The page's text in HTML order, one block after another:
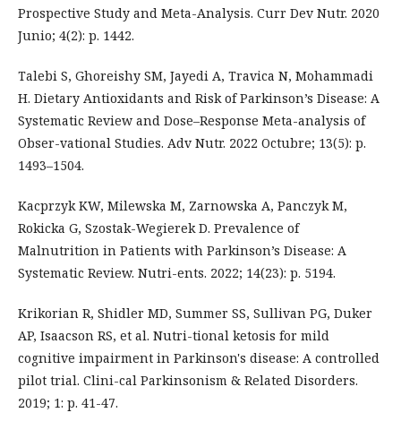
Prospective Study and Meta-Analysis. Curr Dev Nutr. 2020
Junio; 4(2): p. 1442.
Talebi S, Ghoreishy SM, Jayedi A, Travica N, Mohammadi
H. Dietary Antioxidants and Risk of Parkinson’s Disease: A
Systematic Review and Dose–Response Meta-analysis of
Obser-vational Studies. Adv Nutr. 2022 Octubre; 13(5): p.
1493–1504.
Kacprzyk KW, Milewska M, Zarnowska A, Panczyk M,
Rokicka G, Szostak-Wegierek D. Prevalence of
Malnutrition in Patients with Parkinson’s Disease: A
Systematic Review. Nutri-ents. 2022; 14(23): p. 5194.
Krikorian R, Shidler MD, Summer SS, Sullivan PG, Duker
AP, Isaacson RS, et al. Nutri-tional ketosis for mild
cognitive impairment in Parkinson's disease: A controlled
pilot trial. Clini-cal Parkinsonism & Related Disorders.
2019; 1: p. 41-47.